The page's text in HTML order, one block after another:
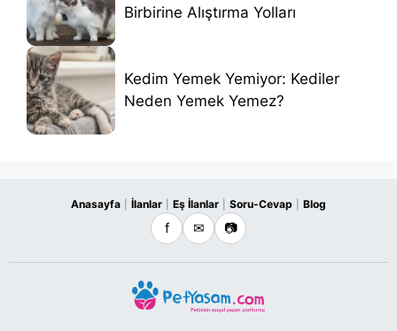
Birbirine Alıştırma Yolları
Kedim Yemek Yemiyor: Kediler
Neden Yemek Yemez?
Anasayfa İlanlar Eş İlanlar Soru-Cevap Blog
f ✉ 📷